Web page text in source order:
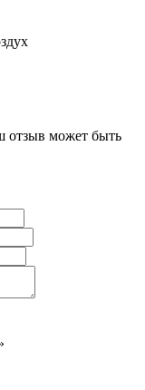
отзыв может быть